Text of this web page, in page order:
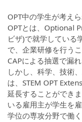
OPT中の学生が考え
OPTとは、Optional
ビザ)で就学している
で、企業研修を行う
CAPによる抽選で漏
しかし、科学、技術
は、STEM OPT
延長することができ
いる雇用主が学生を
学位の専攻分野で働